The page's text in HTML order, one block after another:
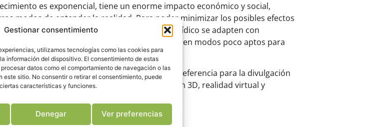
Gestionar consentimiento
utilizamos tecnologías como las cookies para
información del dispositivo. El consentimiento de estas
datos como el comportamiento de navegación o las
este sitio. No consentir o retirar el consentimiento, puede
características y funciones.
Denegar Ver preferencias
es exponencial, tiene un enorme impacto económico y social,
modos de entender la realidad. Para poder minimizar los posibles efectos
es necesario que el mercado y el sistema jurídico se adapten con
complejo, sobre todo para el último, anclado en modos poco aptos para
con el objetivo de convertirse en un centro de referencia para la divulgación
inteligencia artificial, Big Data, impresión en 3D, realidad virtual y
NUESTROS ESTATUTOS